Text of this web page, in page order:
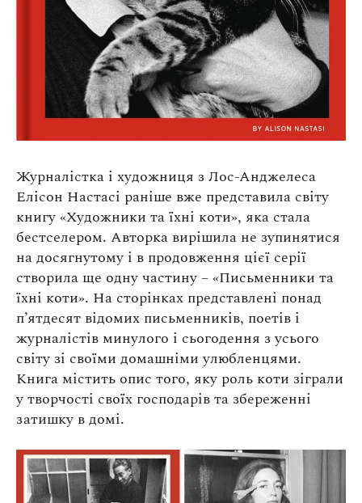
Журналістка і художниця з Лос-Анджелеса
Елісон Настасі раніше вже представила світу
книгу «Художники та їхні коти», яка стала
бестселером. Авторка вирішила не зупинятися
на досягнутому і в продовження цієї серії
створила ще одну частину – «Письменники та
їхні коти». На сторінках представлені понад
п’ятдесят відомих письменників, поетів і
журналістів минулого і сьогодення з усього
світу зі своїми домашніми улюбленцями.
Книга містить опис того, яку роль коти зіграли
у творчості своїх господарів та збереженні
затишку в домі.